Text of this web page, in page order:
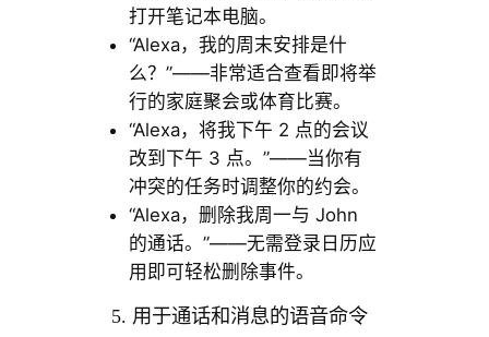
打开笔记本电脑。
“Alexa，我的周末安排是什
么？”——非常适合查看即将举
行的家庭聚会或体育比赛。
“Alexa，将我下午 2 点的会议
改到下午 3 点。”——当你有
冲突的任务时调​​整你的约会。
“Alexa，删除我周一与 John
的通话。”——无需登录日历应
用即可轻松删除事件。
5. 用于通话和消息的语音命令